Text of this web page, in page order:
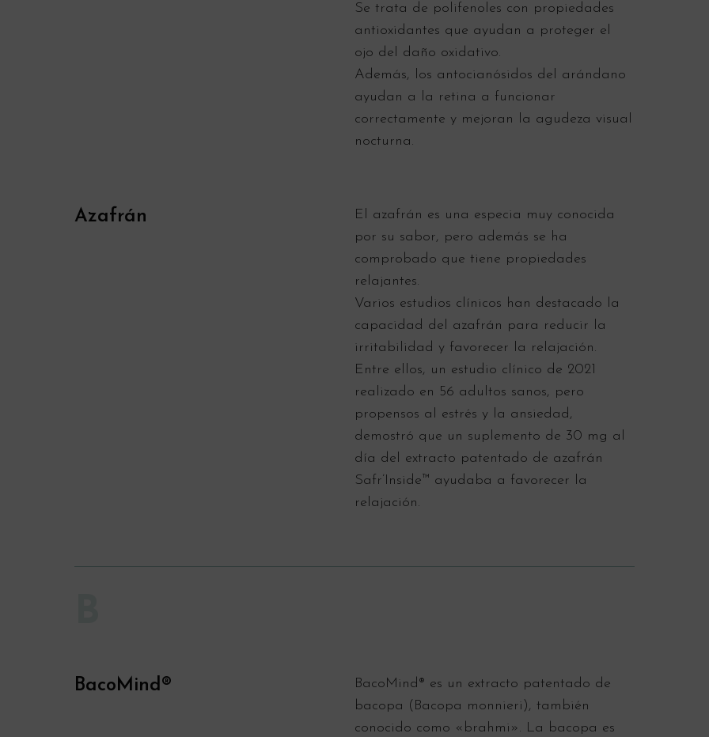
Se trata de polifenoles con propiedades
antioxidantes que ayudan a proteger el
ojo del daño oxidativo.
Además, los antocianósidos del arándano
ayudan a la retina a funcionar
correctamente y mejoran la agudeza visual
nocturna.
Azafrán
El azafrán es una especia muy conocida
por su sabor, pero además se ha
comprobado que tiene propiedades
relajantes.
Varios estudios clínicos han destacado la
capacidad del azafrán para reducir la
irritabilidad y favorecer la relajación.
Entre ellos, un estudio clínico de 2021
realizado en 56 adultos sanos, pero
propensos al estrés y la ansiedad,
demostró que un suplemento de 30 mg al
día del extracto patentado de azafrán
Safr’Inside™ ayudaba a favorecer la
relajación.
BacoMind®
BacoMind® es un extracto patentado de
bacopa (Bacopa monnieri), también
conocido como «brahmi». La bacopa es